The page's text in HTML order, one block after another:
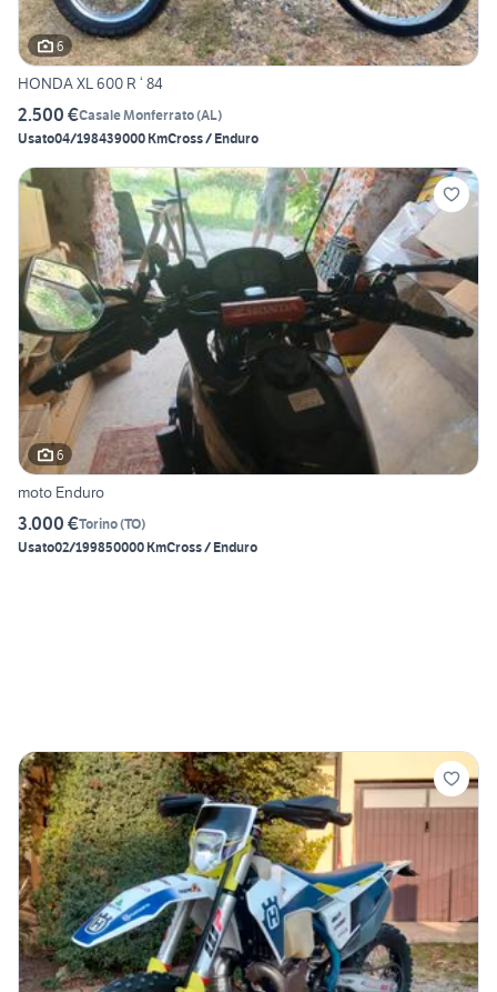
6
HONDA XL 600 R ‘ 84
2.500 €Casale Monferrato(AL)
Usato04/198439000 KmCross / Enduro
6
moto Enduro
3.000 €Torino(TO)
Usato02/199850000 KmCross / Enduro